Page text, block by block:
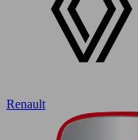
Renault